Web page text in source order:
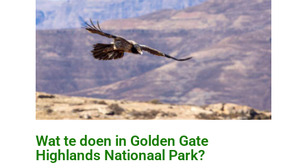
Wat te doen in Golden Gate
Highlands Nationaal Park?